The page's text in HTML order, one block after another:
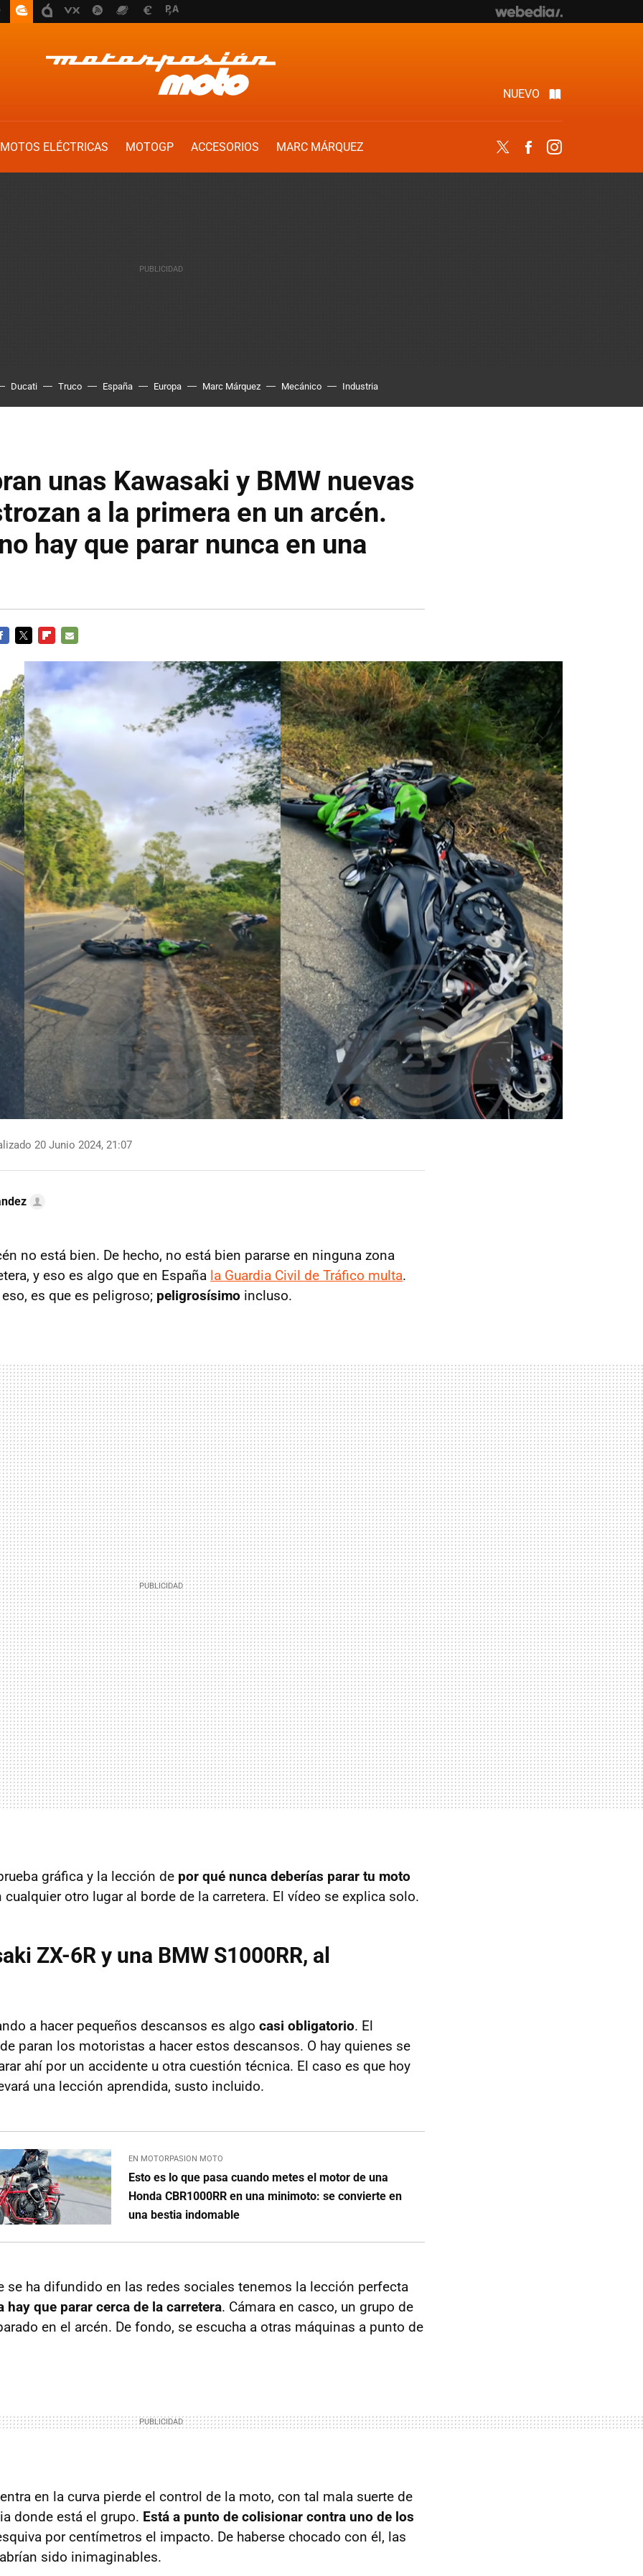
NUEVO
MOTOS ELÉCTRICAS MOTOGP ACCESORIOS MARC MÁRQUEZ Twitter Facebook
Ducati Truco España Europa Marc Márquez Mecánico Industria
unas Kawasaki y BMW nuevas
a la primera en un arcén.
hay que parar nunca en una
20 Junio 2024, 21:07
no está bien. De hecho, no está bien pararse en ninguna zona
y eso es algo que en España la Guardia Civil de Tráfico multa.
es que es peligroso; peligrosísimo incluso.
gráfica y la lección de por qué nunca deberías parar tu moto
cualquier otro lugar al borde de la carretera. El vídeo se explica solo.
ZX-6R y una BMW S1000RR, al
a hacer pequeños descansos es algo casi obligatorio. El
paran los motoristas a hacer estos descansos. O hay quienes se
ahí por un accidente u otra cuestión técnica. El caso es que hoy
una lección aprendida, susto incluido.
EN MOTORPASION MOTO
Esto es lo que pasa cuando metes el motor de una
Honda CBR1000RR en una minimoto: se convierte en
una bestia indomable
se ha difundido en las redes sociales tenemos la lección perfecta
hay que parar cerca de la carretera. Cámara en casco, un grupo de
en el arcén. De fondo, se escucha a otras máquinas a punto de
en la curva pierde el control de la moto, con tal mala suerte de
donde está el grupo. Está a punto de colisionar contra uno de los
por centímetros el impacto. De haberse chocado con él, las
sido inimaginables.